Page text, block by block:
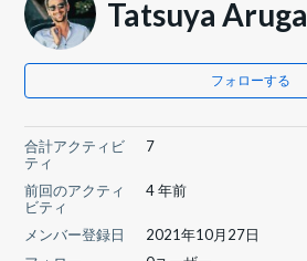
Tatsuya Aruga
フォローする
合計アクティビ
ティ
7
前回のアクティ
ビティ
4 年前
メンバー登録日
2021年10月27日